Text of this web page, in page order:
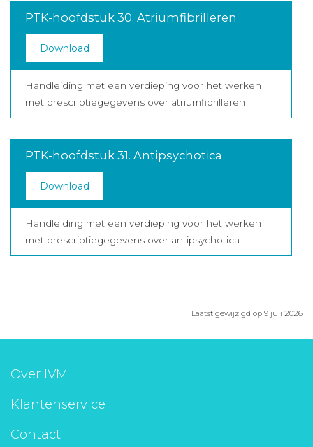
PTK-hoofdstuk 30. Atriumfibrilleren
Download
Handleiding met een verdieping voor het werken
met prescriptiegegevens over atriumfibrilleren
PTK-hoofdstuk 31. Antipsychotica
Download
Handleiding met een verdieping voor het werken
met prescriptiegegevens over antipsychotica
Laatst gewijzigd op 9 juli 2026
Over IVM
Klantenservice
Contact